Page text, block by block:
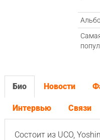
Био Новости
Интервью Связи
Состоит из UCO,